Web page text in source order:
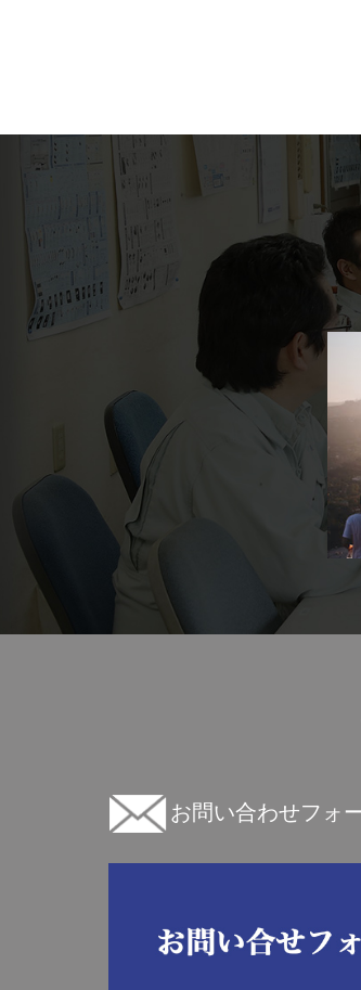
お問い合わせフォ